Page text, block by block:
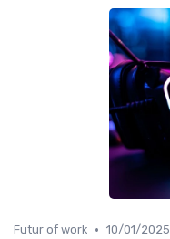
Futur of work • 10/01/2025